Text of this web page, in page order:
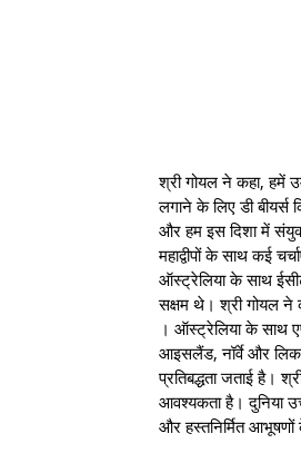
श्री गोयल ने कहा, हमें
लगाने के लिए डी बीयर्स
और हम इस दिशा में
महाद्वीपों के साथ कई
ऑस्ट्रेलिया के साथ
सक्षम थे। श्री गोयल ने
। ऑस्ट्रेलिया के साथ
आइसलैंड, नॉर्वे और
प्रतिबद्धता जताई है।
आवश्यकता है। दुनिया
और हस्तनिर्मित